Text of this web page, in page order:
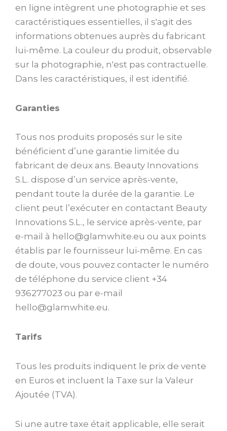
en ligne intègrent une photographie et ses
caractéristiques essentielles, il s'agit des
informations obtenues auprès du fabricant
lui-même. La couleur du produit, observable
sur la photographie, n'est pas contractuelle.
Dans les caractéristiques, il est identifié.
Garanties
Tous nos produits proposés sur le site
bénéficient d’une garantie limitée du
fabricant de deux ans. Beauty Innovations
S.L. dispose d’un service après-vente,
pendant toute la durée de la garantie. Le
client peut l’exécuter en contactant Beauty
Innovations S.L., le service après-vente, par
e-mail à hello@glamwhite.eu ou aux points
établis par le fournisseur lui-même. En cas
de doute, vous pouvez contacter le numéro
de téléphone du service client +34
936277023 ou par e-mail
hello@glamwhite.eu.
Tarifs
Tous les produits indiquent le prix de vente
en Euros et incluent la Taxe sur la Valeur
Ajoutée (TVA).
Si une autre taxe était applicable, elle serait